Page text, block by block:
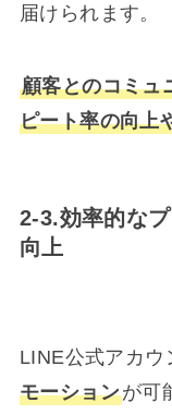
届けられます。
顧客とのコミュ
ピート率の向上
2-3.効率的な
向上
LINE公式アカ
モーションが可